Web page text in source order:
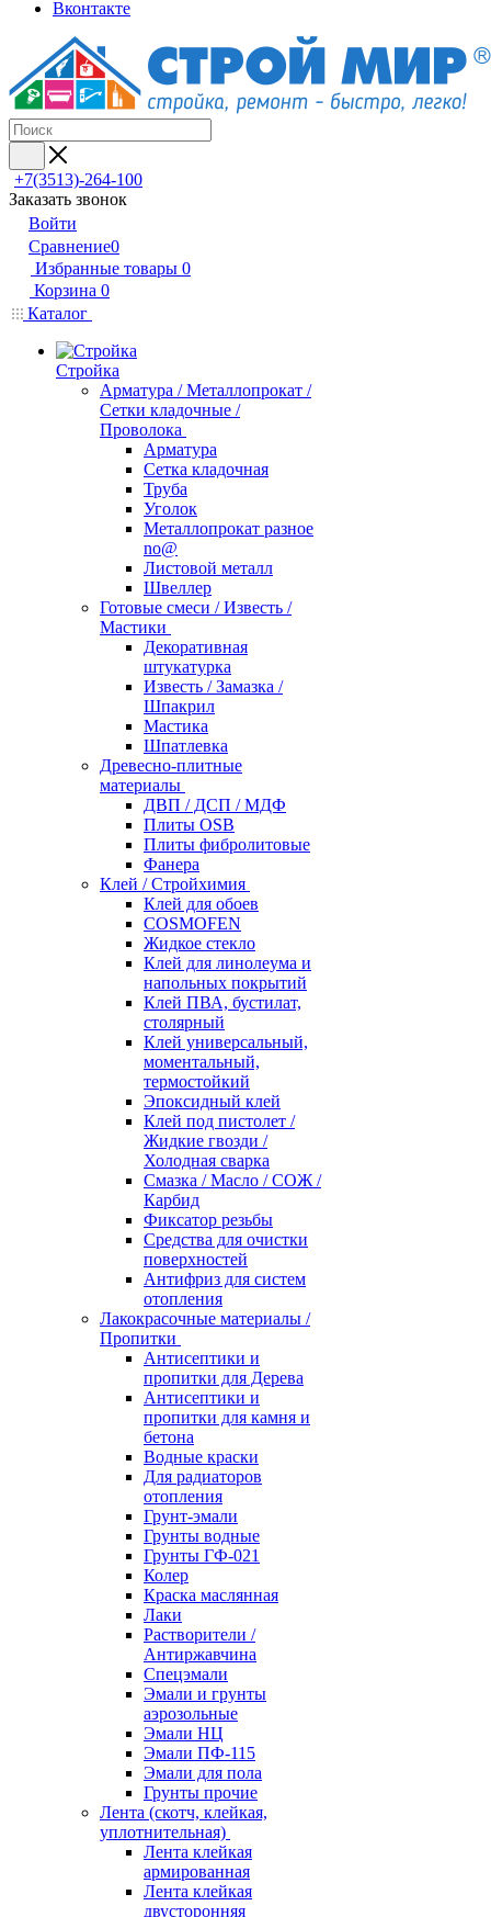
Вконтакте
+7(3513)-264-100
Заказать звонок
Войти
Сравнение0
Избранные товары 0
Корзина 0
Каталог
Стройка
Арматура / Металлопрокат /
Сетки кладочные /
Проволока
Арматура
Сетка кладочная
Труба
Уголок
Металлопрокат разное
no@
Листовой металл
Швеллер
Готовые смеси / Известь /
Мастики
Декоративная
штукатурка
Известь / Замазка /
Шпакрил
Мастика
Шпатлевка
Древесно-плитные
материалы
ДВП / ДСП / МДФ
Плиты OSB
Плиты фибролитовые
Фанера
Клей / Стройхимия
Клей для обоев
COSMOFEN
Жидкое стекло
Клей для линолеума и
напольных покрытий
Клей ПВА, бустилат,
столярный
Клей универсальный,
моментальный,
термостойкий
Эпоксидный клей
Клей под пистолет /
Жидкие гвозди /
Холодная сварка
Смазка / Масло / СОЖ /
Карбид
Фиксатор резьбы
Средства для очистки
поверхностей
Антифриз для систем
отопления
Лакокрасочные материалы /
Пропитки
Антисептики и
пропитки для Дерева
Антисептики и
пропитки для камня и
бетона
Водные краски
Для радиаторов
отопления
Грунт-эмали
Грунты водные
Грунты ГФ-021
Колер
Краска маслянная
Лаки
Растворители /
Антиржавчина
Спецэмали
Эмали и грунты
аэрозольные
Эмали НЦ
Эмали ПФ-115
Эмали для пола
Грунты прочие
Лента (скотч, клейкая,
уплотнительная)
Лента клейкая
армированная
Лента клейкая
двусторонняя